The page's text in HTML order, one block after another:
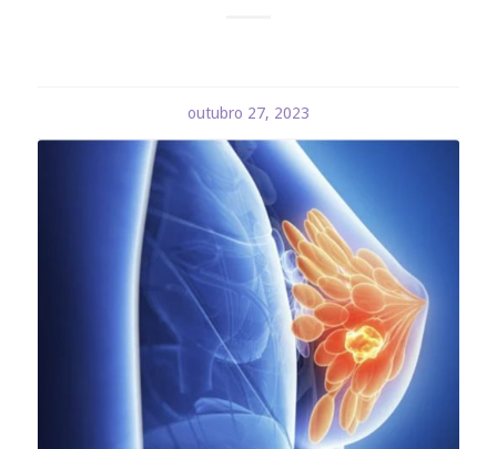
outubro 27, 2023